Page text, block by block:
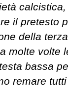
il pretesto
della
molte volte
bassa
remare